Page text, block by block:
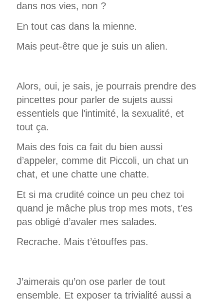
dans nos vies, non ?
En tout cas dans la mienne.
Mais peut-être que je suis un alien.
Alors, oui, je sais, je pourrais prendre des
pincettes pour parler de sujets aussi
essentiels que l’intimité, la sexualité, et
tout ça.
Mais des fois ca fait du bien aussi
d’appeler, comme dit Piccoli, un chat un
chat, et une chatte une chatte.
Et si ma crudité coince un peu chez toi
quand je mâche plus trop mes mots, t’es
pas obligé d’avaler mes salades.
Recrache. Mais t’étouffes pas.
J’aimerais qu’on ose parler de tout
ensemble. Et exposer ta trivialité aussi a